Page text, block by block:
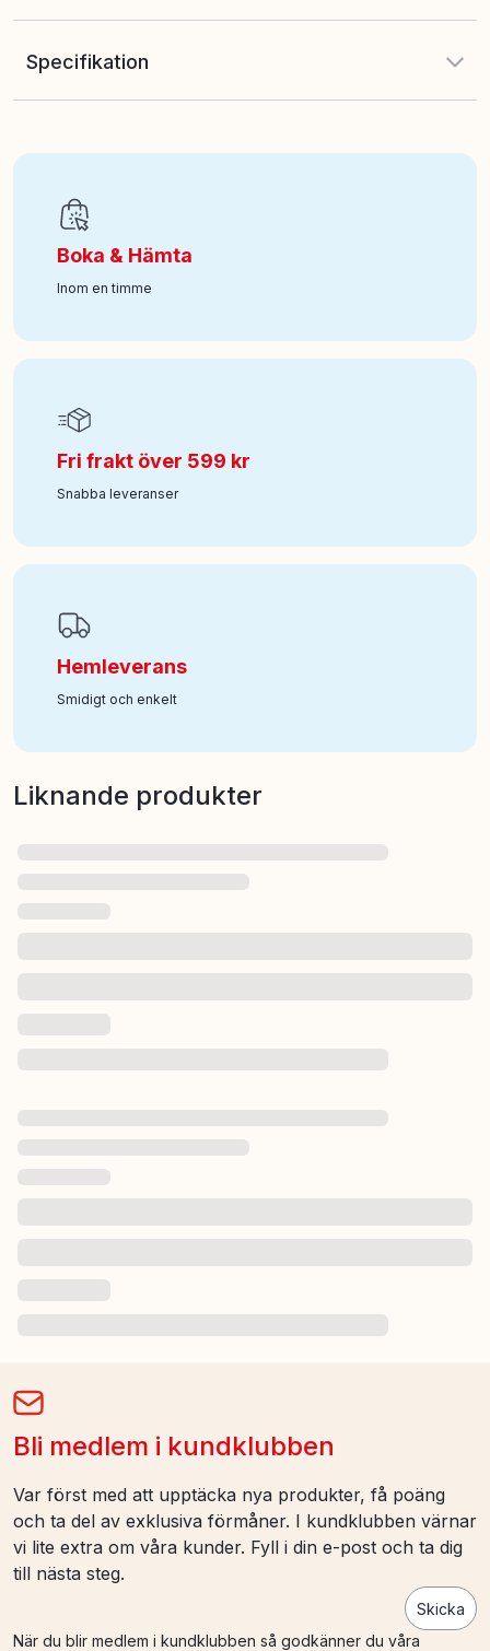
Specifikation
Ålder från
Art nr:100-141011049
Boka & Hämta
Inom en timme
Fri frakt över 599 kr
Snabba leveranser
Hemleverans
Smidigt och enkelt
Liknande produkter
Bli medlem i kundklubben
Var först med att upptäcka nya produkter, få poäng
och ta del av exklusiva förmåner. I kundklubben värnar
vi lite extra om våra kunder. Fyll i din e-post och ta dig
till nästa steg.
Skicka
När du blir medlem i kundklubben så godkänner du våra